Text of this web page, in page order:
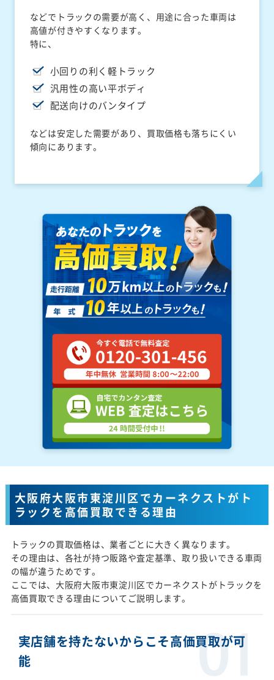
などでトラックの需要が高く、用途に合った車両は
高値が付きやすくなります。
特に、
小回りの利く軽トラック
汎用性の高い平ボディ
配送向けのバンタイプ
などは安定した需要があり、買取価格も落ちにくい
傾向にあります。
大阪府大阪市東淀川区でカーネクストがト
ラックを高価買取できる理由
トラックの買取価格は、業者ごとに大きく異なります。
その理由は、各社が持つ販路や査定基準、取り扱いできる車両
の幅が違うためです。
ここでは、大阪府大阪市東淀川区でカーネクストがトラックを
高価買取できる理由についてご説明します。
実店舗を持たないからこそ高価買取が可
能